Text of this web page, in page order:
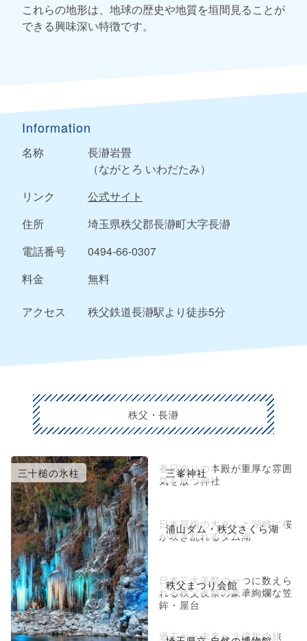
これらの地形は、地球の歴史や地質を垣間見ることが
できる興味深い特徴です。
Information
名称
長瀞岩畳
（ながとろ いわだたみ）
リンク
公式サイト
住所
埼玉県秩父郡長瀞町大字長瀞
電話番号
0494-66-0307
料金
無料
アクセス 秩父鉄道長瀞駅より徒歩5分
秩父・長瀞
三十槌の氷柱 三峯神社
春日造りの本殿が重厚な雰囲
気を放つ神社
浦山ダム・秩父さくら湖
日本屈指の大ダムと湖畔に桜
が咲き乱れるダム湖
秩父まつり会館
日本三大美祭の一つに数えら
れる秩父夜祭の豪華絢爛な笠
鉾・屋台
過去から未来へ３億年の旅